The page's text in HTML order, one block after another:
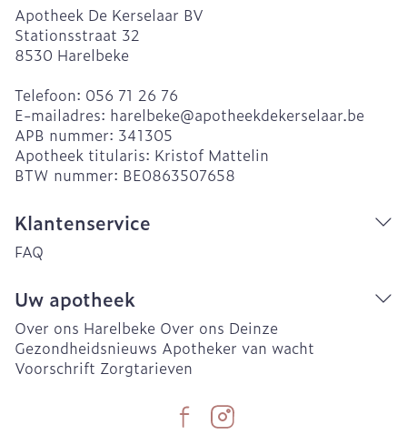
Apotheek De Kerselaar BV
Stationsstraat 32
8530 Harelbeke
Telefoon: 056 71 26 76
E-mailadres: harelbeke@apotheekdekerselaar.be
APB nummer: 341305
Apotheek titularis: Kristof Mattelin
BTW nummer: BE0863507658
Klantenservice
FAQ
Uw apotheek
Over ons Harelbeke Over ons Deinze
Gezondheidsnieuws Apotheker van wacht
Voorschrift Zorgtarieven